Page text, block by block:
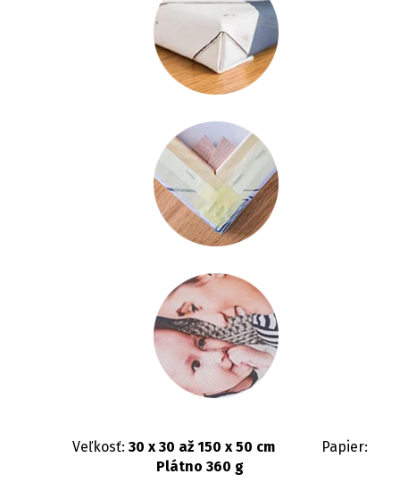
Veľkosť: 30 x 30 až 150 x 50 cmPapier:
Plátno 360 g